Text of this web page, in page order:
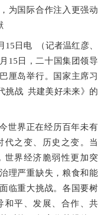
为国际合作注入更强动
15日电 （记者温红彦、
15日，二十国集团领导
厘岛举行。国家主席习
挑战 共建美好未来》的
世界正在经历百年未有
代之变、历史之变。当
世界经济脆弱性更加突
理严重缺失，粮食和能
临重大挑战。各国要树
和平、发展、合作、共